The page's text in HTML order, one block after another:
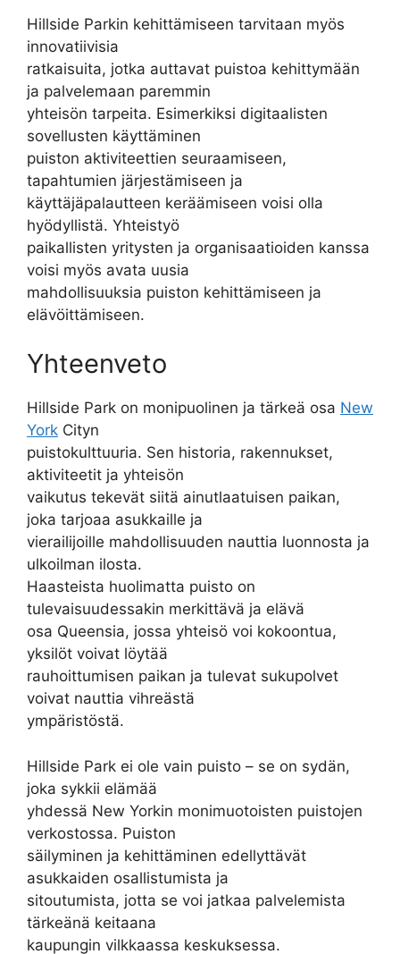
Hillside Parkin kehittämiseen tarvitaan myös
innovatiivisia
ratkaisuita, jotka auttavat puistoa kehittymään
ja palvelemaan paremmin
yhteisön tarpeita. Esimerkiksi digitaalisten
sovellusten käyttäminen
puiston aktiviteettien seuraamiseen,
tapahtumien järjestämiseen ja
käyttäjäpalautteen keräämiseen voisi olla
hyödyllistä. Yhteistyö
paikallisten yritysten ja organisaatioiden kanssa
voisi myös avata uusia
mahdollisuuksia puiston kehittämiseen ja
elävöittämiseen.
Yhteenveto
Hillside Park on monipuolinen ja tärkeä osa New
York Cityn
puistokulttuuria. Sen historia, rakennukset,
aktiviteetit ja yhteisön
vaikutus tekevät siitä ainutlaatuisen paikan,
joka tarjoaa asukkaille ja
vierailijoille mahdollisuuden nauttia luonnosta ja
ulkoilman ilosta.
Haasteista huolimatta puisto on
tulevaisuudessakin merkittävä ja elävä
osa Queensia, jossa yhteisö voi kokoontua,
yksilöt voivat löytää
rauhoittumisen paikan ja tulevat sukupolvet
voivat nauttia vihreästä
ympäristöstä.
Hillside Park ei ole vain puisto – se on sydän,
joka sykkii elämää
yhdessä New Yorkin monimuotoisten puistojen
verkostossa. Puiston
säilyminen ja kehittäminen edellyttävät
asukkaiden osallistumista ja
sitoutumista, jotta se voi jatkaa palvelemista
tärkeänä keitaana
kaupungin vilkkaassa keskuksessa.